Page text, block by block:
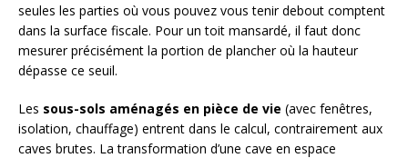
seules les parties où vous pouvez vous tenir debout comptent
dans la surface fiscale. Pour un toit mansardé, il faut donc
mesurer précisément la portion de plancher où la hauteur
dépasse ce seuil.
Les sous-sols aménagés en pièce de vie (avec fenêtres,
isolation, chauffage) entrent dans le calcul, contrairement aux
caves brutes. La transformation d’une cave en espace